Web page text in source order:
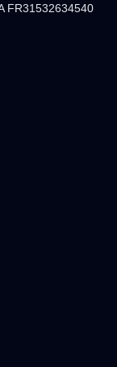
FR31532634540